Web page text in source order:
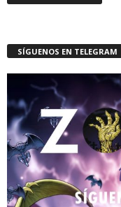
SÍGUENOS EN TELEGRAM